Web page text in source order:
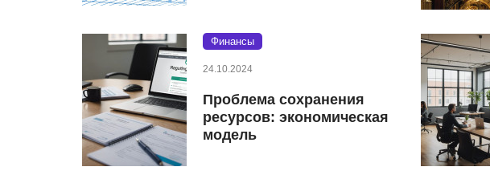
Финансы
24.10.2024
Проблема сохранения
ресурсов: экономическая
модель